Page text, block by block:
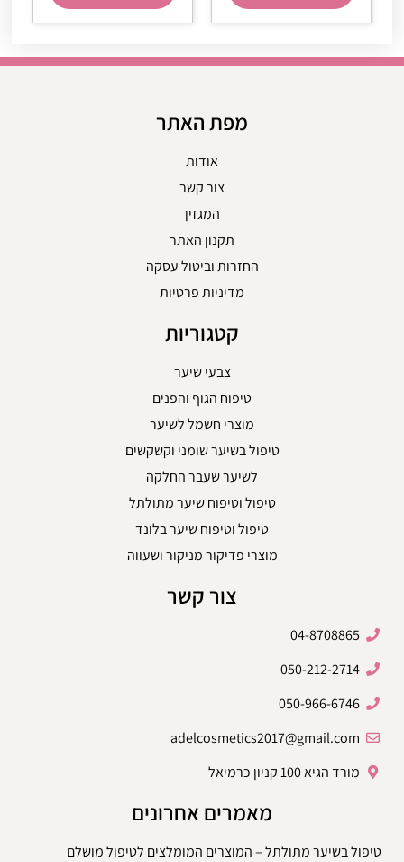
מפת האתר
אודות
צור קשר
המגזין
תקנון האתר
החזרות וביטול עסקה
מדיניות פרטיות
קטגוריות
צבעי שיער
טיפוח הגוף והפנים
מוצרי חשמל לשיער
טיפול בשיער שומני וקשקשים
לשיער שעבר החלקה
טיפול וטיפוח שיער מתולתל
טיפול וטיפוח שיער בלונד
מוצרי פדיקור מניקור ושעווה
צור קשר
04-8708865
050-212-2714
050-966-6746
adelcosmetics2017@gmail.com
מורד הגיא 100 קניון כרמיאל
מאמרים אחרונים
טיפול בשיער מתולתל – המוצרים המומלצים לטיפול מושלם